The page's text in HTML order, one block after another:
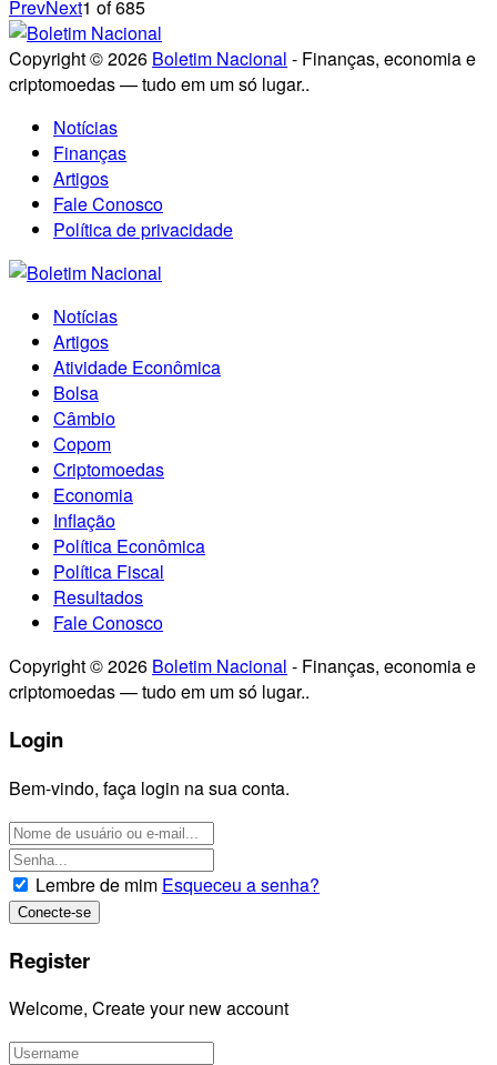
PrevNext1 of685
Copyright © 2026 Boletim Nacional - Finanças, economia e
criptomoedas — tudo em um só lugar..
Notícias
Finanças
Artigos
Fale Conosco
Política de privacidade
Notícias
Artigos
Atividade Econômica
Bolsa
Câmbio
Copom
Criptomoedas
Economia
Inflação
Política Econômica
Política Fiscal
Resultados
Fale Conosco
Copyright © 2026 Boletim Nacional - Finanças, economia e
criptomoedas — tudo em um só lugar..
Login
Bem-vindo, faça login na sua conta.
Lembre de mim Esqueceu a senha?
Register
Welcome, Create your new account